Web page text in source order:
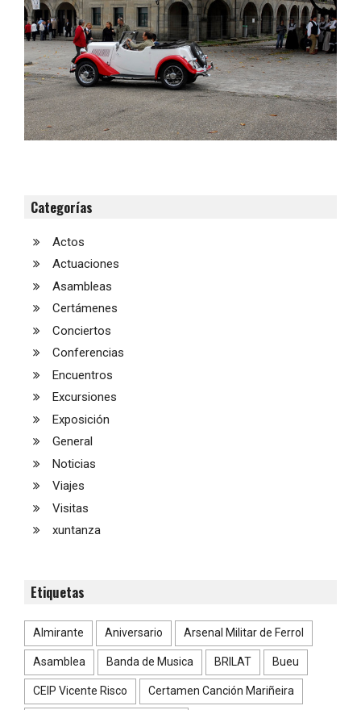
Categorías
Actos
Actuaciones
Asambleas
Certámenes
Conciertos
Conferencias
Encuentros
Excursiones
Exposición
General
Noticias
Viajes
Visitas
xuntanza
Etiquetas
Almirante Aniversario Arsenal Militar de Ferrol
Asamblea Banda de Musica BRILAT Bueu
CEIP Vicente Risco Certamen Canción Mariñeira